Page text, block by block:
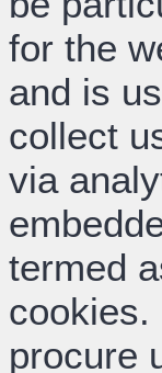
for the
and is
collect
via
termed
cookies.
procure